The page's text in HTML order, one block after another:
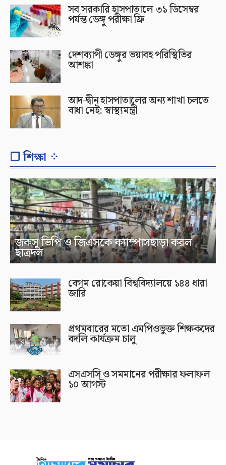
সব সরকারি হাসপাতালে ৩১ ডিসেম্বর
পর্যন্ত ডেঙ্গু পরীক্ষা ফ্রি
দেশব্যাপী ডেঙ্গুর ভয়াবহ পরিস্থিতির
আশঙ্কা
আদ-দ্বীন হাসপাতালের অন্য শাখা চলতে
বাধা নেই: স্বাস্থ্যমন্ত্রী
❐ শিক্ষা ⁘
জকসু ভিপি ও জিএসকে ক্যাম্পাসছাড়া করল
ছাত্রদল
বেগম রোকেয়া বিশ্ববিদ্যালয়ে ১৪৪ ধারা
জারি
প্রথমবারের মতো এমপিওভুক্ত শিক্ষকদের
বদলি কার্যক্রম চালু
এসএসসি ও সমমানের পরীক্ষার ফলাফল
১০ আগস্ট